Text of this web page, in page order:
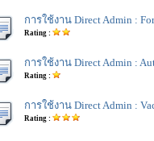
การใช้งาน Direct Admin :
Rating :
การใช้งาน Direct Admin :
Rating :
การใช้งาน Direct Admin :
Rating :